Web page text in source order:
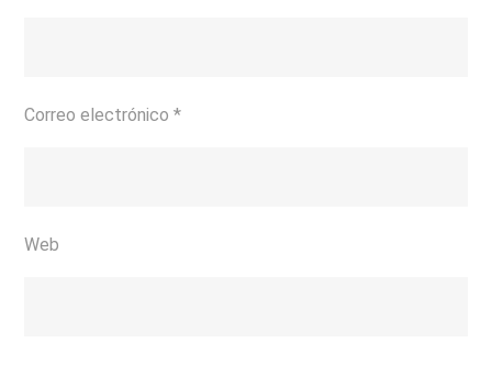
Correo electrónico*
Web